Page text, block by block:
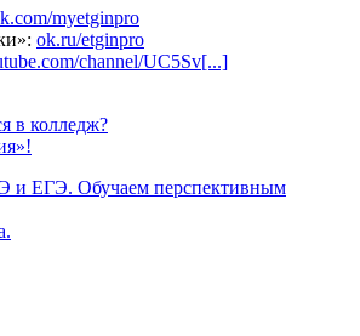
myetginpro
ok.ru/etginpro
channel/UC5Sv[...]
в колледж?
и ЕГЭ. Обучаем перспективным